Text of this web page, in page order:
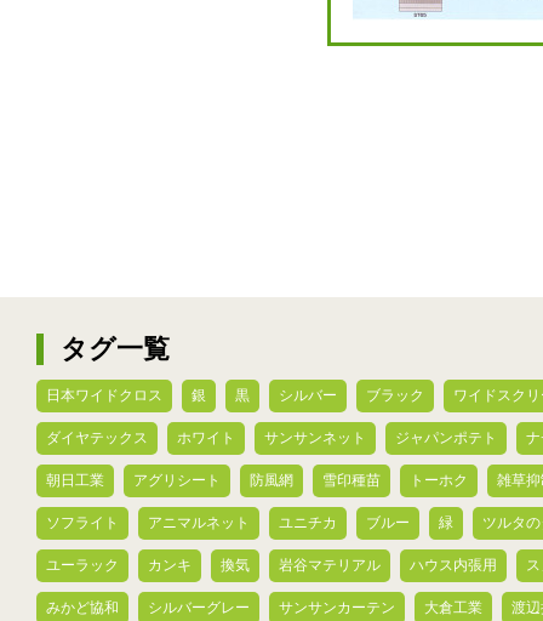
タグ一覧
日本ワイドクロス 銀 黒 シルバー ブラック ワイドスク
ダイヤテックス ホワイト サンサンネット ジャパンポテト
朝日工業 アグリシート 防風網 雪印種苗 トーホク 雑草
ソフライト アニマルネット ユニチカ ブルー 緑 ツルタ
ユーラック カンキ 換気 岩谷マテリアル ハウス内張用
みかど協和 シルバーグレー サンサンカーテン 大倉工業 渡